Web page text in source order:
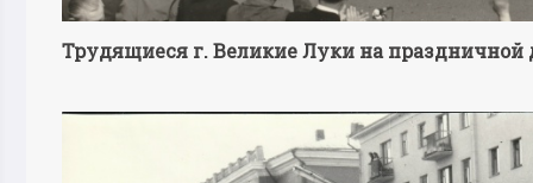
Трудящиеся г. Великие Луки на праздничной